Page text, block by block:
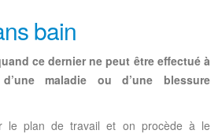
bain
ce dernier ne peut être effectué à
maladie ou d’une blessure
le plan de travail et on procède à le